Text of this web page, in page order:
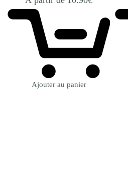
Ajouter au panier